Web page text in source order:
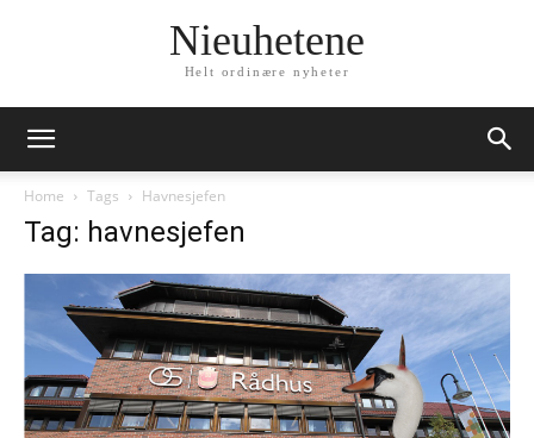
Nieuhetene
Helt ordinære nyheter
Home Tags Havnesjefen
Tag: havnesjefen